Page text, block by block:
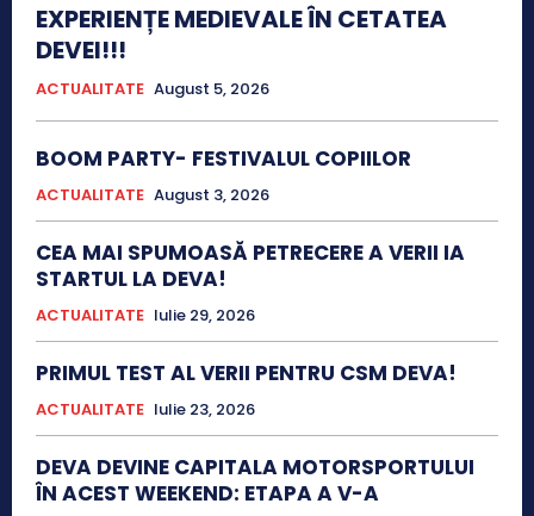
EXPERIENȚE MEDIEVALE ÎN CETATEA
DEVEI!!!
ACTUALITATE August 5, 2026
BOOM PARTY- FESTIVALUL COPIILOR
ACTUALITATE August 3, 2026
CEA MAI SPUMOASĂ PETRECERE A VERII IA
STARTUL LA DEVA!
ACTUALITATE Iulie 29, 2026
PRIMUL TEST AL VERII PENTRU CSM DEVA!
ACTUALITATE Iulie 23, 2026
DEVA DEVINE CAPITALA MOTORSPORTULUI
ÎN ACEST WEEKEND: ETAPA A V-A